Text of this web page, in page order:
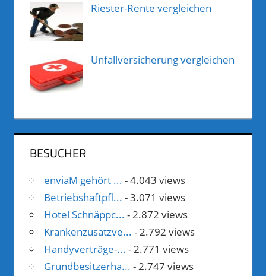
Riester-Rente vergleichen
Unfallversicherung vergleichen
BESUCHER
enviaM gehört ... - 4.043 views
Betriebshaftpfl... - 3.071 views
Hotel Schnäppc... - 2.872 views
Krankenzusatzve... - 2.792 views
Handyverträge-... - 2.771 views
Grundbesitzerha... - 2.747 views